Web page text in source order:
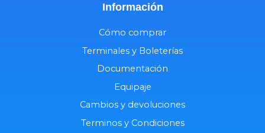
Información
Cómo comprar
Terminales y Boleterías
Documentación
Equipaje
Cambios y devoluciones
Terminos y Condiciones